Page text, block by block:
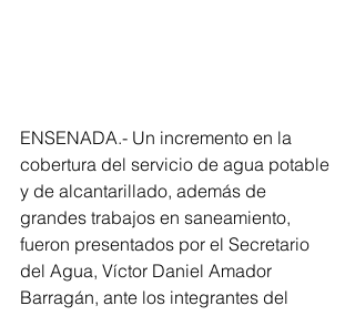
ENSENADA.- Un incremento en la
cobertura del servicio de agua potable
y de alcantarillado, además de
grandes trabajos en saneamiento,
fueron presentados por el Secretario
del Agua, Víctor Daniel Amador
Barragán, ante los integrantes del